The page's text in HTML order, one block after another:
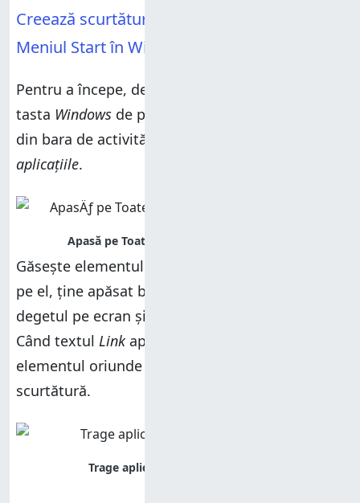
Creează scurtături pentru elementele din
Meniul Start în Windows 11
Pentru a începe, deschide
tasta Windows de pe tastatură sau butonul
din bara de activități. Apoi, apasă pe
aplicațiile.
Găsește elementul pe care îl cauți, apoi apasă
pe el, ține apăsat butonul mouse-ului sau ține
degetul pe ecran și trage elementul pe desktop.
Când textul Linkapare lângă cursor, poți plasa
elementul oriunde pe desktop pentru a crea o
scurtătură.